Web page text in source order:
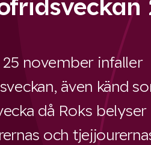
november infaller
även känd
då Roks belyser
och